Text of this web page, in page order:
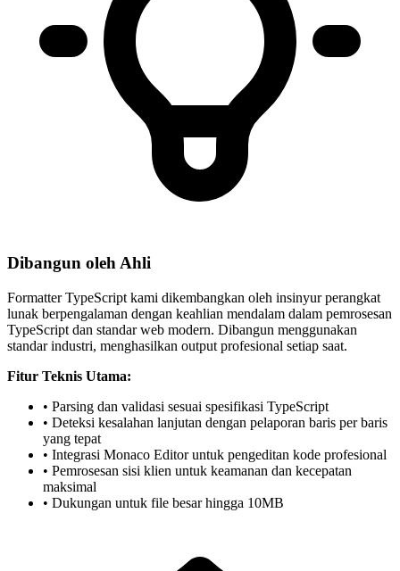
Dibangun oleh Ahli
Formatter TypeScript kami dikembangkan oleh insinyur perangkat
lunak berpengalaman dengan keahlian mendalam dalam pemrosesan
TypeScript dan standar web modern. Dibangun menggunakan
standar industri, menghasilkan output profesional setiap saat.
Fitur Teknis Utama:
• Parsing dan validasi sesuai spesifikasi TypeScript
• Deteksi kesalahan lanjutan dengan pelaporan baris per baris
yang tepat
• Integrasi Monaco Editor untuk pengeditan kode profesional
• Pemrosesan sisi klien untuk keamanan dan kecepatan
maksimal
• Dukungan untuk file besar hingga 10MB